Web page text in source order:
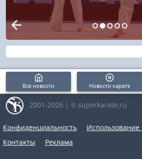
Все новости Новости каратэ
2001-2026 | © superkarate.ru
Конфиденциальность
Контакты
Реклама